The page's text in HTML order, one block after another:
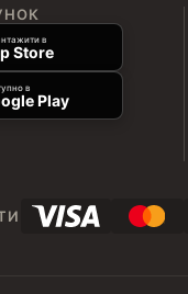
в
Store
в
Play